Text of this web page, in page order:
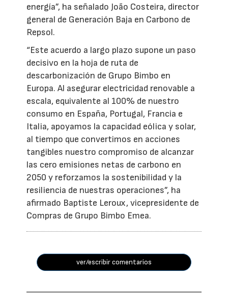
energía”, ha señalado João Costeira, director
general de Generación Baja en Carbono de
Repsol.
“Este acuerdo a largo plazo supone un paso
decisivo en la hoja de ruta de
descarbonización de Grupo Bimbo en
Europa. Al asegurar electricidad renovable a
escala, equivalente al 100% de nuestro
consumo en España, Portugal, Francia e
Italia, apoyamos la capacidad eólica y solar,
al tiempo que convertimos en acciones
tangibles nuestro compromiso de alcanzar
las cero emisiones netas de carbono en
2050 y reforzamos la sostenibilidad y la
resiliencia de nuestras operaciones”, ha
afirmado Baptiste Leroux, vicepresidente de
Compras de Grupo Bimbo Emea.
ver/escribir comentarios